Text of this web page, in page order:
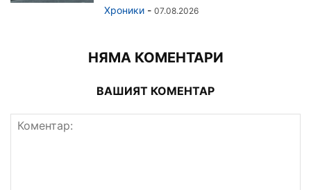
Хроники - 07.08.2026
НЯМА КОМЕНТАРИ
ВАШИЯТ КОМЕНТАР